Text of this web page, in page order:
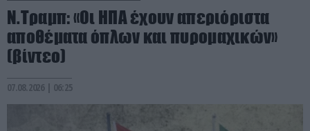
Ν.Τραμπ: «Οι ΗΠΑ έχουν απεριόριστα
αποθέματα όπλων και πυρομαχικών»
(βίντεο)
07.08.2026 | 06:25